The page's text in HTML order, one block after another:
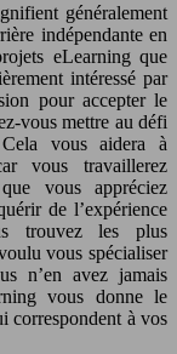
généralement
indépendante en
eLearning que
intéressé par
pour accepter le
vous mettre au défi
vous aidera à
vous travaillerez
vous appréciez
de l’expérience
trouvez les plus
vous spécialiser
n’en avez jamais
vous donne le
correspondent à vos